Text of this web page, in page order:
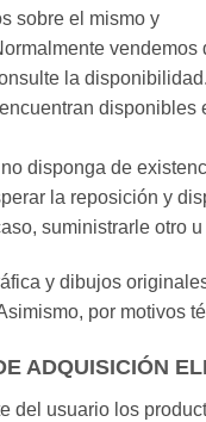
sobre el mismo y
la
disponga de
la reposición y
suministrarle otro
y dibujos
por motivos
ADQUISICIÓN
del usuario los